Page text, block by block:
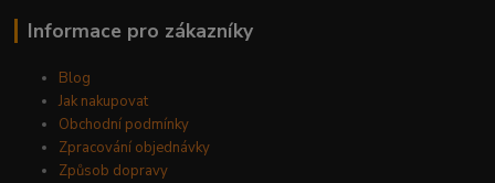
Informace pro zákazníky
Blog
Jak nakupovat
Obchodní podmínky
Zpracování objednávky
Způsob dopravy